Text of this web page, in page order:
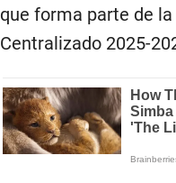
que forma parte de
Centralizado 2025-